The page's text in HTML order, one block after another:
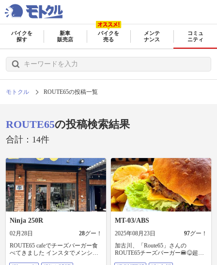
バイクを
探す
新車
販売店
バイクを
売る
メンテ
ナンス
コミュ
ニティ
モトクル ROUTE65の投稿一覧
ROUTE65の投稿検索結果
合計：14件
Ninja 250R
02月28日 28グー！
ROUTE65 cafeでチーズバーガー食
べてきました インスタでメンショ
MT-03/ABS
2025年08月23日 97グー！
加古川、「Route65」さんの
ROUTE65チーズバーガー🍔😋超美